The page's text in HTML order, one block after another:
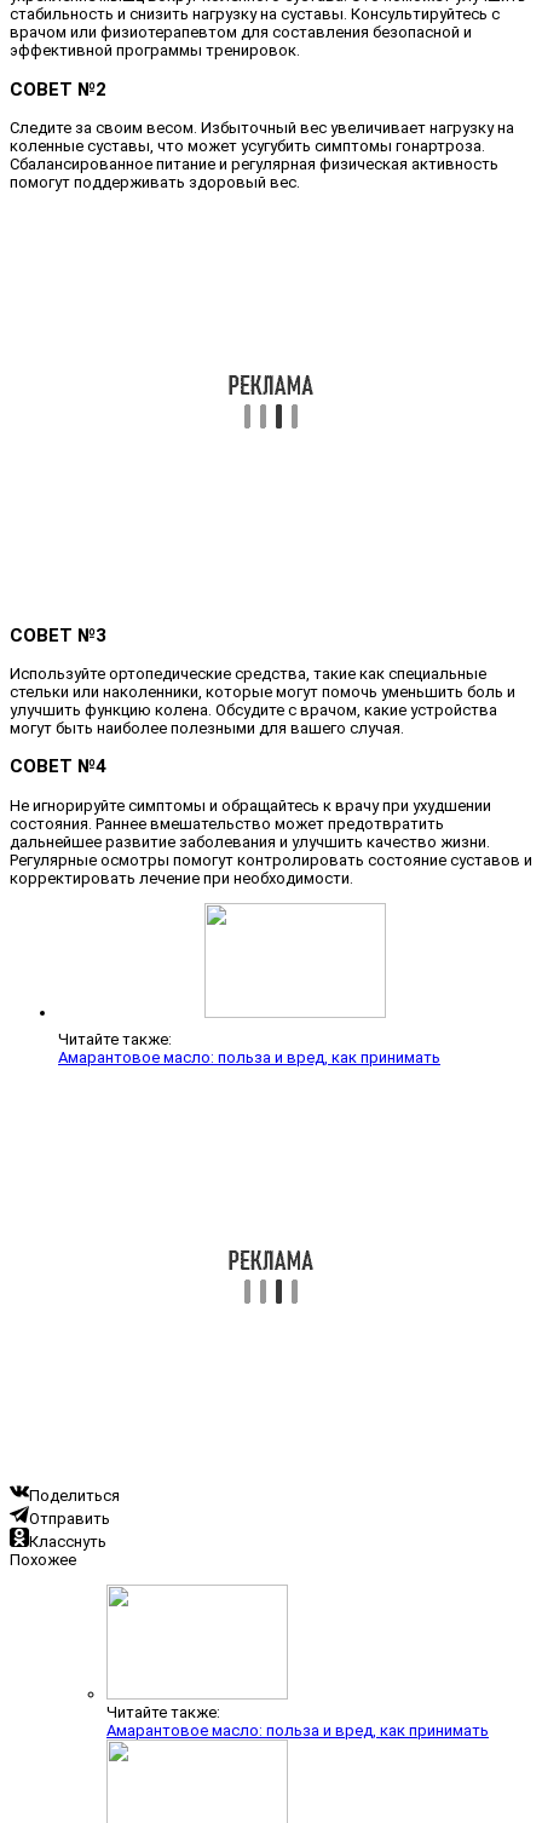
стабильность и снизить нагрузку на суставы. Консультируйтесь с
врачом или физиотерапевтом для составления безопасной и
эффективной программы тренировок.
СОВЕТ №2
Следите за своим весом. Избыточный вес увеличивает нагрузку на
коленные суставы, что может усугубить симптомы гонартроза.
Сбалансированное питание и регулярная физическая активность
помогут поддерживать здоровый вес.
СОВЕТ №3
Используйте ортопедические средства, такие как специальные
стельки или наколенники, которые могут помочь уменьшить боль и
улучшить функцию колена. Обсудите с врачом, какие устройства
могут быть наиболее полезными для вашего случая.
СОВЕТ №4
Не игнорируйте симптомы и обращайтесь к врачу при ухудшении
состояния. Раннее вмешательство может предотвратить
дальнейшее развитие заболевания и улучшить качество жизни.
Регулярные осмотры помогут контролировать состояние суставов и
корректировать лечение при необходимости.
Читайте также:
Амарантовое масло: польза и вред, как принимать
Поделиться
Отправить
Класснуть
Похожее
Читайте также:
Амарантовое масло: польза и вред, как принимать